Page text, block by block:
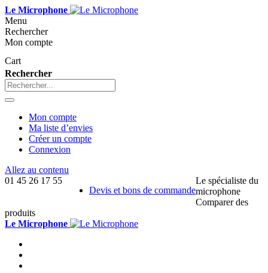
Le Microphone
Menu
Rechercher
Mon compte
Cart
Rechercher
Mon compte
Ma liste d’envies
Créer un compte
Connexion
Allez au contenu
01 45 26 17 55
Devis et bons de commande
Le spécialiste du
microphone
Comparer des
produits
Le Microphone